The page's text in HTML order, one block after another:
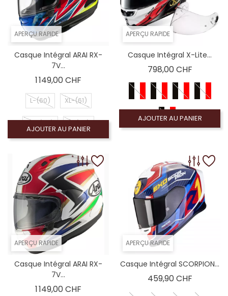
APERÇU RAPIDE
Casque Intégral ARAI RX-
7V...
1 149,00 CHF
L-(60) XL-(61)
AJOUTER AU PANIER
APERÇU RAPIDE
Casque Intégral X-Lite...
798,00 CHFPrix
AJOUTER AU PANIER
APERÇU RAPIDE
Casque Intégral ARAI RX-
7V...
1 149,00 CHF
APERÇU RAPIDE
Casque Intégral SCORPION...
459,90 CHFPrix